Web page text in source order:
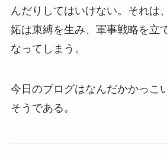
んだりしてはいけない。それは
妬は束縛を生み、軍事戦略を立
なってしまう。
今日のブログはなんだかかっこ
そうである。